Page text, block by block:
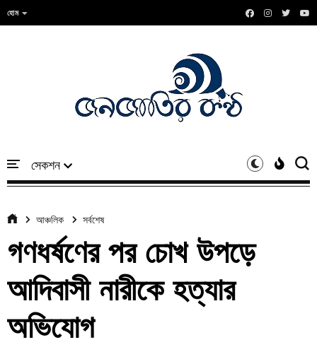
হোম
আঞ্চলিক সর্বশেষ
গণধর্ষণের পর চোখ উপড়ে
আদিবাসী নারীকে হত্যার
অভিযোগ